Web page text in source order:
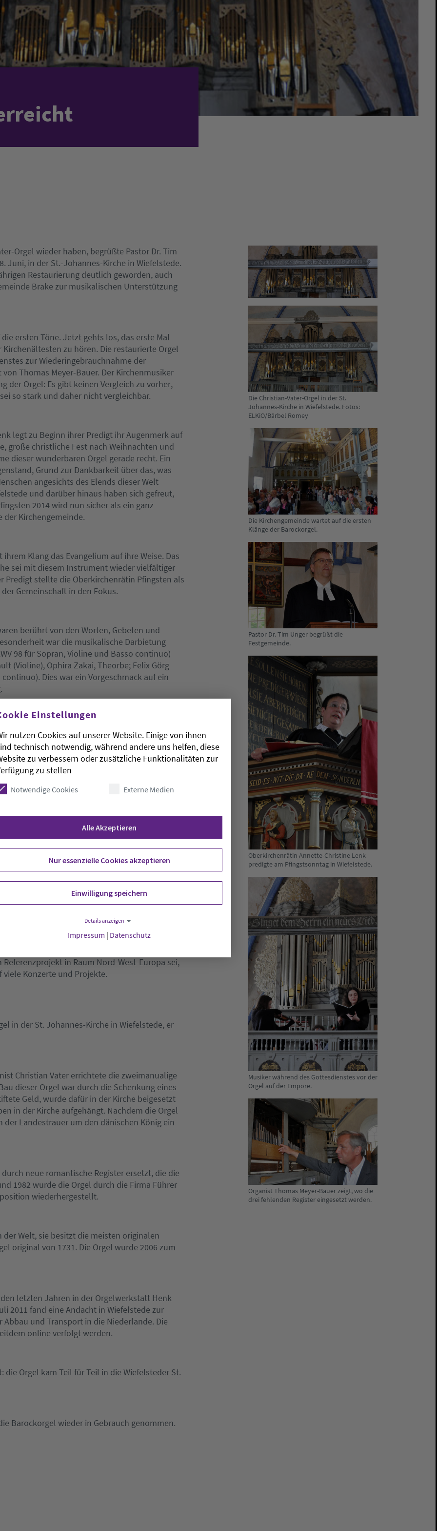
Orgel wieder haben, begrüßte Pastor Dr. Tim
Juni, in der St.-Johannes-Kirche in Wiefelstede.
Restaurierung deutlich geworden, auch
Brake zur musikalischen Unterstützung
ersten Töne. Jetzt gehts los, das erste Mal
Kirchenältesten zu hören. Die restaurierte Orgel
zur Wiederingebrauchnahme der
Thomas Meyer-Bauer. Der Kirchenmusiker
Orgel: Es gibt keinen Vergleich zu vorher,
so stark und daher nicht vergleichbar.
legt zu Beginn ihrer Predigt ihr Augenmerk auf
große christliche Fest nach Weihnachten und
dieser wunderbaren Orgel gerade recht. Ein
Grund zur Dankbarkeit über das, was
angesichts des Elends dieser Welt
und darüber hinaus haben sich gefreut,
2014 wird nun sicher als ein ganz
Kirchengemeinde.
Klang das Evangelium auf ihre Weise. Das
sei mit diesem Instrument wieder vielfältiger
Predigt stellte die Oberkirchenrätin Pfingsten als
Gemeinschaft in den Fokus.
berührt von den Worten, Gebeten und
war die musikalische Darbietung
98 für Sopran, Violine und Basso continuo)
(Violine), Ophira Zakai, Theorbe; Felix Görg
Dies war ein Vorgeschmack auf ein
Annette-Christine Lenk.
Pfingstwochenende nicht unmittelbar zu tun,
nachdem die geplante Einweihung Ende
hing mit der Innenrestauration der St.-
ein Teil der Orgel dafür aufgestellt sein
Euro, von denen etwa 400.000 Euro aus
Allein knapp 30.000 Euro stellte die
zur Verfügung, die auch die Restaurierung
Den Rest trügen die Kirchengemeinde und
sei noch offen, so Unger.
würden. Doch sei jetzt schon von
in Raum Nord-West-Europa sei,
Konzerte und Projekte.
in der St. Johannes-Kirche in Wiefelstede, er
Christian Vater errichtete die zweimanualige
dieser Orgel war durch die Schenkung eines
Geld, wurde dafür in der Kirche beigesetzt
in der Kirche aufgehängt. Nachdem die Orgel
Landestrauer um den dänischen König ein
neue romantische Register ersetzt, die die
1982 wurde die Orgel durch die Firma Führer
wiederhergestellt.
Welt, sie besitzt die meisten originalen
original von 1731. Die Orgel wurde 2006 zum
letzten Jahren in der Orgelwerkstatt Henk
2011 fand eine Andacht in Wiefelstede zur
und Transport in die Niederlande. Die
online verfolgt werden.
die Orgel kam Teil für Teil in die Wiefelsteder St.
Barockorgel wieder in Gebrauch genommen.
Die Christian-Vater-Orgel in der St.
Johannes-Kirche in Wiefelstede. Fotos:
ELKiO/Bärbel Romey
Die Kirchengemeinde wartet auf die ersten
Klänge der Barockorgel.
Pastor Dr. Tim Unger begrüßt die
Festgemeinde.
Oberkirchenrätin Annette-Christine Lenk
predigte am Pfingstsonntag in Wiefelstede.
Musiker während des Gottesdienstes vor der
Orgel auf der Empore.
Organist Thomas Meyer-Bauer zeigt, wo die
drei fehlenden Register eingesetzt werden.
Einstellungen
nutzen Cookies auf unserer Website. Einige von ihnen
technisch notwendig, während andere uns helfen, diese
zu verbessern oder zusätzliche Funktionalitäten zur
zu stellen
Notwendige Cookies Externe Medien
Alle Akzeptieren
Nur essenzielle Cookies akzeptieren
Einwilligung speichern
Details anzeigen
Impressum | Datenschutz